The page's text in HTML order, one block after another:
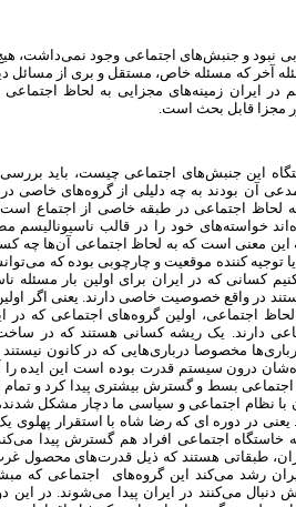
نبود و جنبش‌های اجتماعی وجود نمی‌داشت، هیچ
آخر که مسئله خاص، مستقل و بری از مسائل
در ایران زمینه‌های مجزایی به لحاظ
مجزا قابل بحث است.
این جنبش‌های اجتماعی چیست، باید بررسی
آن بودند به چه دلیلی از گروه‌های خاصی
لحاظ اجتماعی در طبقه خاصی از اجتماع
خواسته‌های‌ خود را در قالب ناسیونالیسم
این معنی است که به لحاظ اجتماعی آن‌ها چه
توجیه کننده موقعیت و چارچوبی بوده که
کسانی که در ایران برای اولین بار مسئله
در واقع خصوصیت خاصی دارند. یعنی اگر
اجتماعی، اولین گروه‌های اجتماعی که در
دارند. یک ریشه‌ کسانی هستند که در
مخصوصا درباری‌هایی که در کانون
درون سیستم قدرت بوده است این ایده را
اجتماعی بسط و گسترش بیشتری پیدا کرد‌ و تمام
با نظام اجتماعی و سیاسی ما دچار مشکل
یعنی در دوره ای که رضا شاه با استقرار
خاستگاه اجتماعی افراد هم گسترش پیدا
طبقاتی هستند که ذیل قدرت‌های محصول
رشد می‌کند این گروه‌های اجتماعی که
دنبال می‌کنند در ایران پیدا می‌شوند. در این